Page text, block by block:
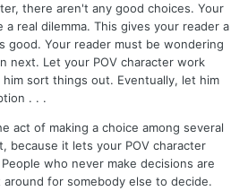
there aren't any good choices. Your
a real dilemma. This gives your reader a
good. Your reader must be wondering
next. Let your POV character work
sort things out. Eventually, let him
. . .
act of making a choice among several
because it lets your POV character
who never make decisions are
for somebody else to decide.